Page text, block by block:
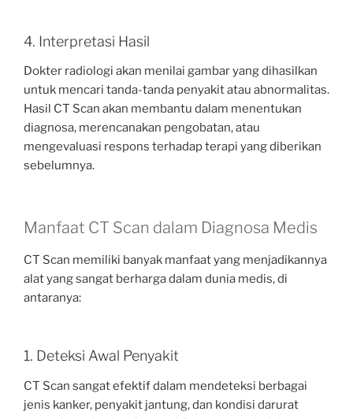
4. Interpretasi Hasil
Dokter radiologi akan menilai gambar yang dihasilkan
untuk mencari tanda-tanda penyakit atau abnormalitas.
Hasil CT Scan akan membantu dalam menentukan
diagnosa, merencanakan pengobatan, atau
mengevaluasi respons terhadap terapi yang diberikan
sebelumnya.
Manfaat CT Scan dalam Diagnosa Medis
CT Scan memiliki banyak manfaat yang menjadikannya
alat yang sangat berharga dalam dunia medis, di
antaranya:
1. Deteksi Awal Penyakit
CT Scan sangat efektif dalam mendeteksi berbagai
jenis kanker, penyakit jantung, dan kondisi darurat